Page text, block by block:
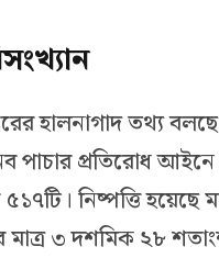
হালনাগাদ তথ্য
পাচার প্রতিরোধ আইনে
নিষ্পত্তি হয়েছে
মাত্র ৩ দশমিক ২৮